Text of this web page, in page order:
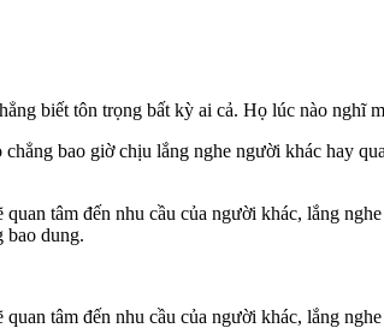
biết tôn trọng bất kỳ ai cả. Họ lúc nào nghĩ
bao giờ chịu lắng nghe người khác hay
tâm đến nhu cầu của người khác, lắng
bao dung.
tâm đến nhu cầu của người khác, lắng